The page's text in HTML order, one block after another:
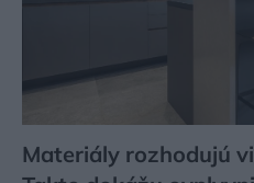
Materiály rozhodujú